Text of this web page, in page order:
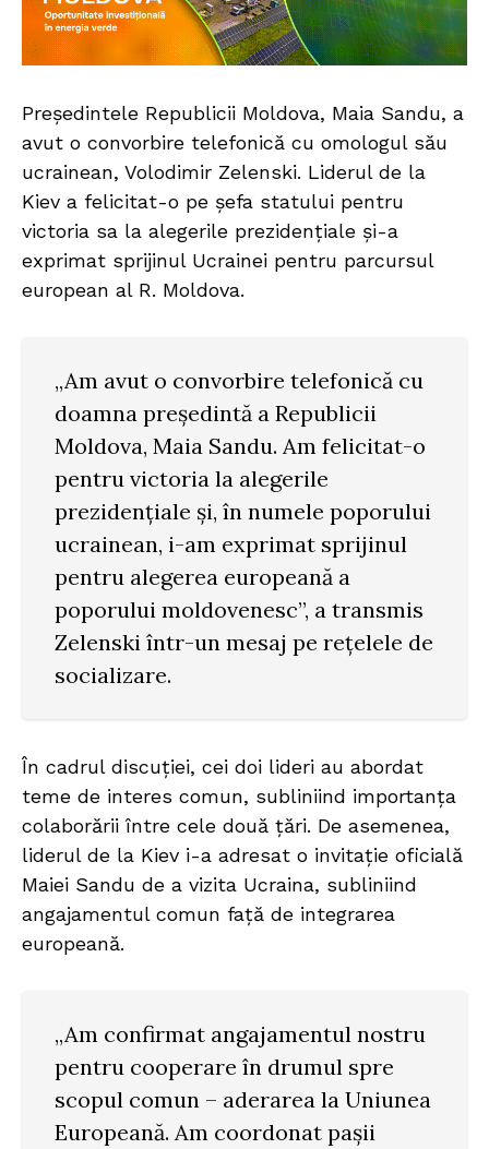
Președintele Republicii Moldova, Maia Sandu, a
avut o convorbire telefonică cu omologul său
ucrainean, Volodimir Zelenski. Liderul de la
Kiev a felicitat-o pe șefa statului pentru
victoria sa la alegerile prezidențiale și-a
exprimat sprijinul Ucrainei pentru parcursul
european al R. Moldova.
„Am avut o convorbire telefonică cu
doamna președintă a Republicii
Moldova, Maia Sandu. Am felicitat-o
pentru victoria la alegerile
prezidențiale și, în numele poporului
ucrainean, i-am exprimat sprijinul
pentru alegerea europeană a
poporului moldovenesc”, a transmis
Zelenski într-un mesaj pe rețelele de
socializare.
În cadrul discuției, cei doi lideri au abordat
teme de interes comun, subliniind importanța
colaborării între cele două țări. De asemenea,
liderul de la Kiev i-a adresat o invitație oficială
Maiei Sandu de a vizita Ucraina, subliniind
angajamentul comun față de integrarea
europeană.
„Am confirmat angajamentul nostru
pentru cooperare în drumul spre
scopul comun – aderarea la Uniunea
Europeană. Am coordonat pașii